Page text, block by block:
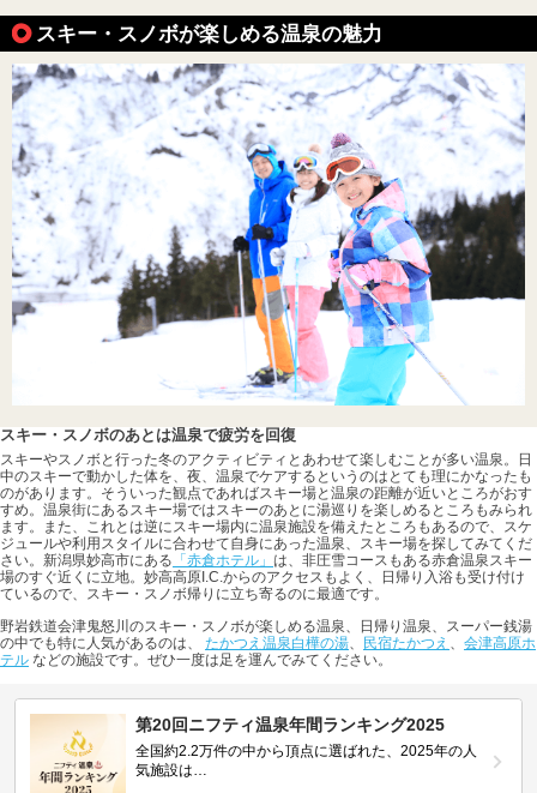
スキー・スノボが楽しめる温泉の魅力
スキー・スノボのあとは温泉で疲労を回復
スキーやスノボと行った冬のアクティビティとあわせて楽しむことが多い温泉。日
中のスキーで動かした体を、夜、温泉でケアするというのはとても理にかなったも
のがあります。そういった観点であればスキー場と温泉の距離が近いところがおす
すめ。温泉街にあるスキー場ではスキーのあとに湯巡りを楽しめるところもみられ
ます。また、これとは逆にスキー場内に温泉施設を備えたところもあるので、スケ
ジュールや利用スタイルに合わせて自身にあった温泉、スキー場を探してみてくだ
さい。新潟県妙高市にある 「赤倉ホテル」 は、非圧雪コースもある赤倉温泉スキー
場のすぐ近くに立地。妙高高原I.C.からのアクセスもよく、日帰り入浴も受け付け
ているので、スキー・スノボ帰りに立ち寄るのに最適です。
野岩鉄道会津鬼怒川のスキー・スノボが楽しめる温泉、日帰り温泉、スーパー銭湯
の中でも特に人気があるのは、 たかつえ温泉白樺の湯 民宿たかつえ
会津高原ホ
テル などの施設です。ぜひ一度は足を運んでみてください。
第20回ニフティ温泉年間ランキング2025
全国約2.2万件の中から頂点に選ばれた、2025年の人
気施設は…